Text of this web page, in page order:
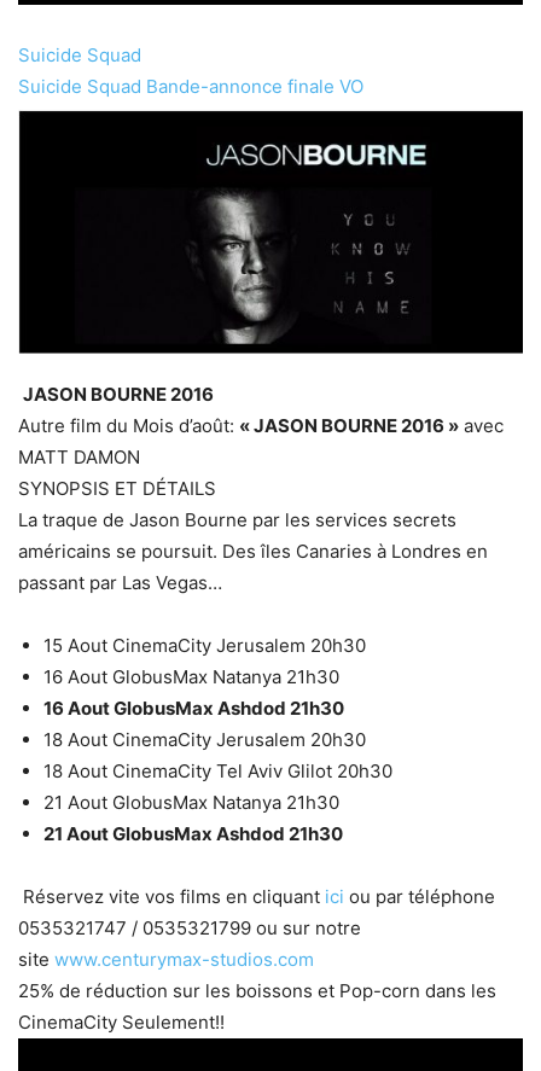
Suicide Squad
Suicide Squad Bande-annonce finale VO
JASON BOURNE 2016
Autre film du Mois d’août: « JASON BOURNE 2016 » avec
MATT DAMON
SYNOPSIS ET DÉTAILS
La traque de Jason Bourne par les services secrets
américains se poursuit. Des îles Canaries à Londres en
passant par Las Vegas…
15 Aout CinemaCity Jerusalem 20h30
16 Aout GlobusMax Natanya 21h30
16 Aout GlobusMax Ashdod 21h30
18 Aout CinemaCity Jerusalem 20h30
18 Aout CinemaCity Tel Aviv Glilot 20h30
21 Aout GlobusMax Natanya 21h30
21 Aout GlobusMax Ashdod 21h30
Réservez vite vos films en cliquant ici ou par téléphone
0535321747 / 0535321799 ou sur notre
site www.centurymax-studios.com
25% de réduction sur les boissons et Pop-corn dans les
CinemaCity Seulement!!